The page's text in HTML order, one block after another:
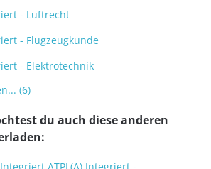
- Luftrecht
- Flugzeugkunde
- Elektrotechnik
(6)
du auch diese anderen